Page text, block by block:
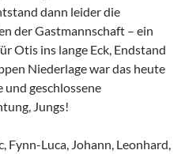
dann leider die
der Gastmannschaft – ein
Otis ins lange Eck, Endstand
Niederlage war das heute
geschlossene
Jungs!
Fynn-Luca, Johann, Leonhard,